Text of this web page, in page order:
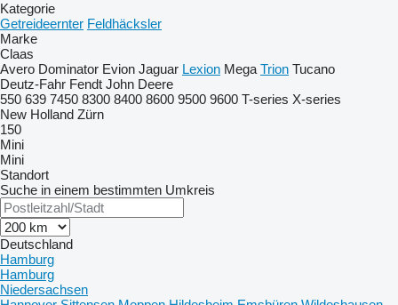
Kategorie
Getreideernter Feldhäcksler
Marke
Claas
Avero Dominator Evion Jaguar Lexion Mega Trion Tucano
Deutz-Fahr Fendt John Deere
550 639 7450 8300 8400 8600 9500 9600 T-series X-series
New Holland Zürn
150
Mini
Mini
Standort
Suche in einem bestimmten Umkreis
Deutschland
Hamburg
Hamburg
Niedersachsen